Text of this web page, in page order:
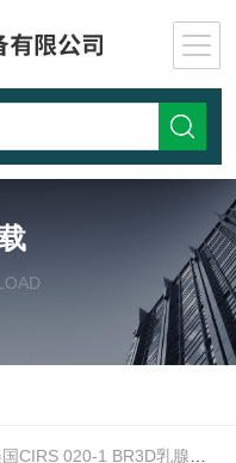
CIRS 020-1 BR3D乳腺成像模体规格书